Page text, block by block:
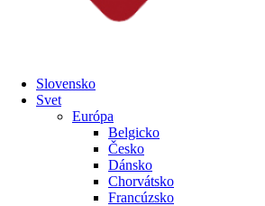
Slovensko
Svet
Európa
Belgicko
Česko
Dánsko
Chorvátsko
Francúzsko